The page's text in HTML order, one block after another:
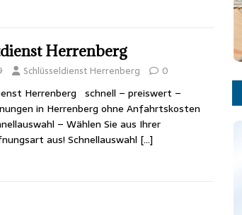
Herrenberg
Schlüsseldienst Herrenberg 0
Herrenberg schnell – preiswert –
in Herrenberg ohne Anfahrtskosten
– Wählen Sie aus Ihrer
aus! Schnellauswahl […]